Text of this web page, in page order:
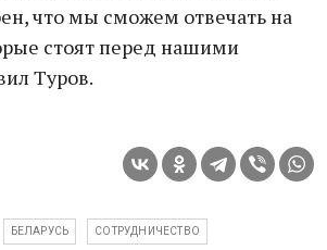
что мы сможем отвечать на
стоят перед нашими
Туров.
БЕЛАРУСЬ СОТРУДНИЧЕСТВО